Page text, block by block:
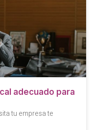
adecuado para
tu empresa te